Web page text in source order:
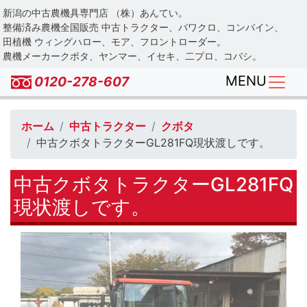
Skip
to
main
content
新潟の中古農機具専門店 （株）あんてい。
整備済み農機全国販売 中古トラクター、パワクロ、コンバイン、
田植機 ウィングハロー、モア、フロントローダー。
農機メーカークボタ、ヤンマー、イセキ、二プロ、コバシ。
0120-278-607 MENU
ホーム 中古トラクター
クボタ
中古クボタトラクターGL281FQ現状渡しです。
中古クボタトラクターGL281FQ
現状渡しです。